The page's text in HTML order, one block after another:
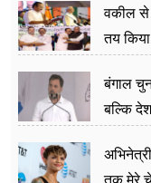
वकील से
तय
बंगाल
बल्कि
तक मेरे